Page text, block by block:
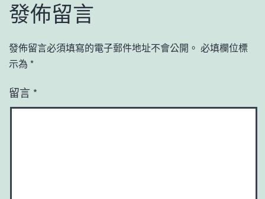
發佈留言
發佈留言必須填寫的電子郵件地址不會公開。 必填欄位標
示為 *
留言 *